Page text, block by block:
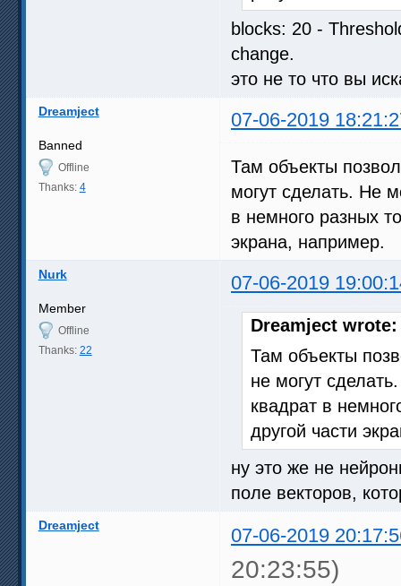
blocks: 20 -
change.
это не то что вы
Dreamject 07-06-2019
Banned
Offline
Thanks: 4
Там объекты
могут сделать. Не
в немного разных
экрана, например.
Nurk 07-06-2019
Member
Offline
Thanks: 22
Dreamject wrote:
Там объекты
не могут
квадрат в
другой части
ну это же не
поле векторов,
Dreamject 07-06-2019
20:23:55)